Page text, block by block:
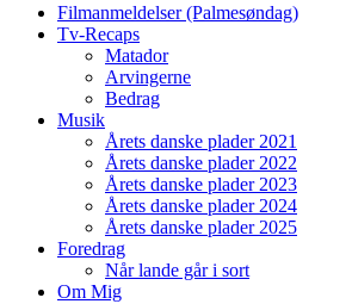
Filmanmeldelser (Palmesøndag)
Tv-Recaps
Matador
Arvingerne
Bedrag
Musik
Årets danske plader 2021
Årets danske plader 2022
Årets danske plader 2023
Årets danske plader 2024
Årets danske plader 2025
Foredrag
Når lande går i sort
Om Mig